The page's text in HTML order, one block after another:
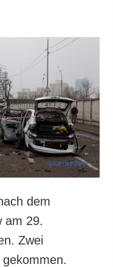
dem
am 29.
Zwei